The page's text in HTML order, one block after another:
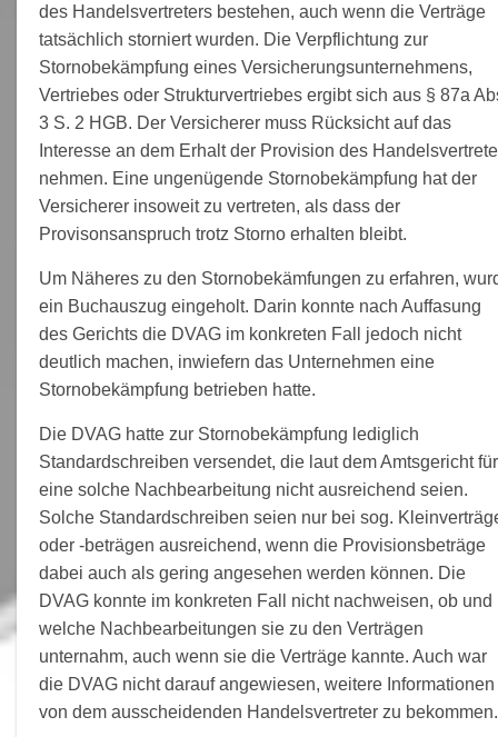
des Handelsvertreters bestehen, auch wenn die Verträge
tatsächlich storniert wurden. Die Verpflichtung zur
Stornobekämpfung eines Versicherungsunternehmens,
Vertriebes oder Strukturvertriebes ergibt sich aus § 87a
3 S. 2 HGB. Der Versicherer muss Rücksicht auf das
Interesse an dem Erhalt der Provision des
nehmen. Eine ungenügende Stornobekämpfung hat der
Versicherer insoweit zu vertreten, als dass der
Provisonsanspruch trotz Storno erhalten bleibt.
Um Näheres zu den Stornobekämfungen zu erfahren,
ein Buchauszug eingeholt. Darin konnte nach Auffasung
des Gerichts die DVAG im konkreten Fall jedoch nicht
deutlich machen, inwiefern das Unternehmen eine
Stornobekämpfung betrieben hatte.
Die DVAG hatte zur Stornobekämpfung lediglich
Standardschreiben versendet, die laut dem Amtsgericht für
eine solche Nachbearbeitung nicht ausreichend seien.
Solche Standardschreiben seien nur bei sog.
oder -beträgen ausreichend, wenn die Provisionsbeträge
dabei auch als gering angesehen werden können. Die
DVAG konnte im konkreten Fall nicht nachweisen, ob und
welche Nachbearbeitungen sie zu den Verträgen
unternahm, auch wenn sie die Verträge kannte. Auch war
die DVAG nicht darauf angewiesen, weitere Informationen
von dem ausscheidenden Handelsvertreter zu bekommen.